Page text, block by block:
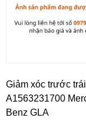
Giảm xóc trước
A1563231700
Benz GLA